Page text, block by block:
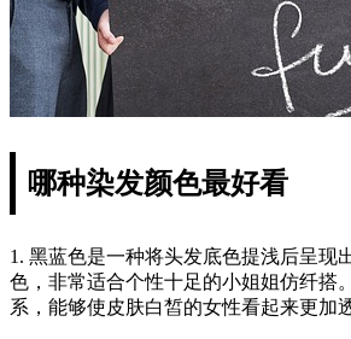
哪种染发颜色最好看
1. 黑蓝色是一种将头发底色提浅后呈现
色，非常适合个性十足的小姐姐仿纤搭
系，能够使皮肤白皙的女性看起来更加